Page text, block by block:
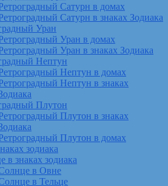
Сатурн в домах
Сатурн в знаках Зодиака
Уран
Уран в домах
Уран в знаках Зодиака
Нептун
Нептун в домах
Нептун в знаках
Плутон
Плутон в знаках
Плутон в домах
зодиака
в знаках зодиака
в Овне
в Тельце